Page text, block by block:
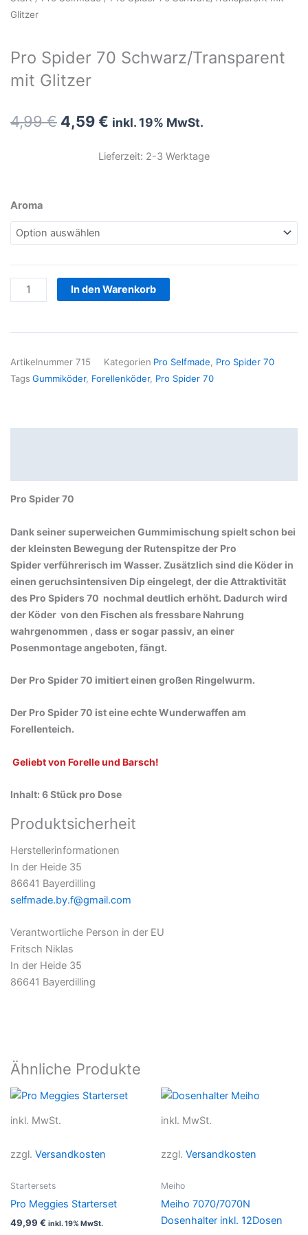
Glitzer
Pro Spider 70 Schwarz/Transparent
mit Glitzer
4,99€ Ursprünglicher
4,59€ Aktueller
ist:
inkl. 19% MwSt.
Lieferzeit: 2-3 Werktage
Aroma
Pro
Spider
70
Glitzer
Menge
In den Warenkorb
Artikelnummer 715 Kategorien Pro Selfmade
Pro Spider 70
Tags Gummiköder, Forellenköder, Pro Spider 70
Pro Spider 70
Dank seiner superweichen Gummimischung spielt schon bei
der kleinsten Bewegung der Rutenspitze der Pro
Spider verführerisch im Wasser. Zusätzlich sind die Köder in
einen geruchsintensiven Dip eingelegt, der die Attraktivität
des Pro Spiders 70 nochmal deutlich erhöht. Dadurch wird
der Köder von den Fischen als fressbare Nahrung
wahrgenommen , dass er sogar passiv, an einer
Posenmontage angeboten, fängt.
Der Pro Spider 70 imitiert einen großen Ringelwurm.
Der Pro Spider 70 ist eine echte Wunderwaffen am
Forellenteich.
Geliebt von Forelle und Barsch!
Inhalt: 6 Stück pro Dose
Produktsicherheit
Herstellerinformationen
In der Heide 35
86641 Bayerdilling
selfmade.by.f@gmail.com
Verantwortliche Person in der EU
Fritsch Niklas
In der Heide 35
86641 Bayerdilling
Ähnliche Produkte
inkl. MwSt.
zzgl. Versandkosten
Startersets
Pro Meggies Starterset
49,99 € inkl. 19% MwSt.
Dieses
Varianten
Optionen
inkl. MwSt.
zzgl. Versandkosten
Meiho
Meiho 7070/7070N
Dosenhalter inkl. 12Dosen